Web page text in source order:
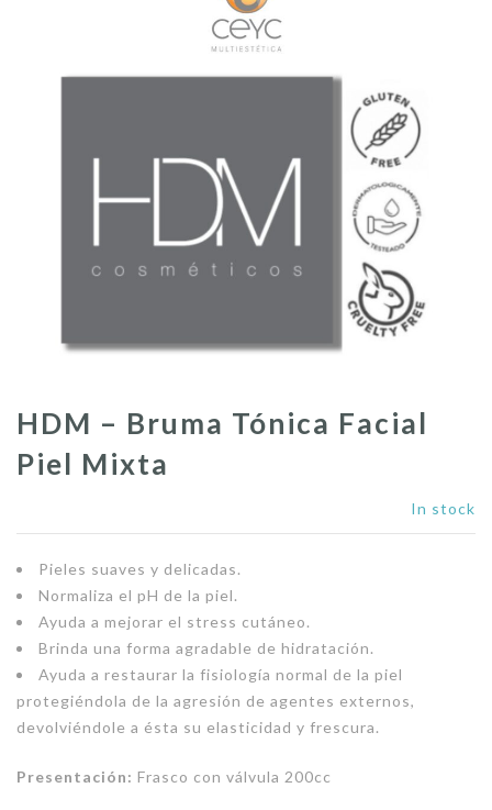
HDM – Bruma Tónica Facial
Piel Mixta
In stock
Pieles suaves y delicadas.
Normaliza el pH de la piel.
Ayuda a mejorar el stress cutáneo.
Brinda una forma agradable de hidratación.
Ayuda a restaurar la fisiología normal de la piel
protegiéndola de la agresión de agentes externos,
devolviéndole a ésta su elasticidad y frescura.
Presentación: Frasco con válvula 200cc